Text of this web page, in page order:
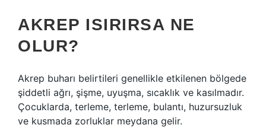
AKREP ISIRIRSA NE
OLUR?
Akrep buharı belirtileri genellikle etkilenen bölgede
şiddetli ağrı, şişme, uyuşma, sıcaklık ve kasılmadır.
Çocuklarda, terleme, terleme, bulantı, huzursuzluk
ve kusmada zorluklar meydana gelir.